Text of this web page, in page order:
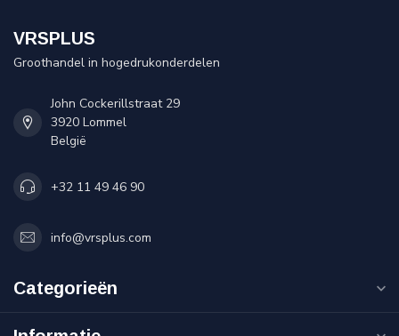
VRSPLUS
Groothandel in hogedrukonderdelen
John Cockerillstraat 29
3920 Lommel
België
+32 11 49 46 90
info@vrsplus.com
Categorieën